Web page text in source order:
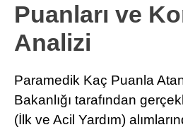
KPSS
ATT
İLANLAR
Puanları ve
Analizi
Paramedik Kaç Puanla
Bakanlığı tarafından
(İlk ve Acil Yardım)